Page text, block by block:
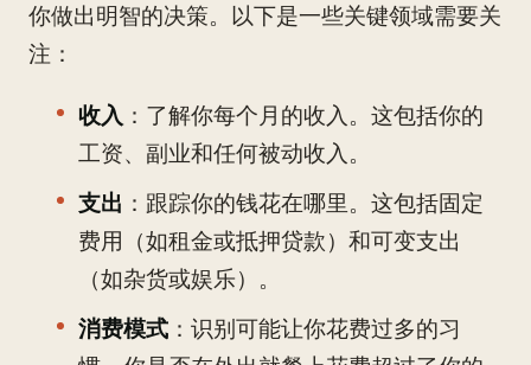
你做出明智的决策。以下是一些关键领域需要关
注：
收入：了解你每个月的收入。这包括你的
工资、副业和任何被动收入。
支出 ：跟踪你的钱花在哪里。这包括固定
费用（如租金或抵押贷款）和可变支出
（如杂货或娱乐）。
消费模式 ：识别可能让你花费过多的习